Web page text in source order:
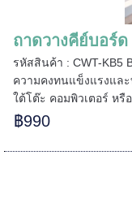
ถาดวางคีย์บอร์
รหัสสินค้า : CWT-KB5
ความคงทนแข็งแรงแล
ใต้โต๊ะ คอมพิวเตอร์ หรื
฿990